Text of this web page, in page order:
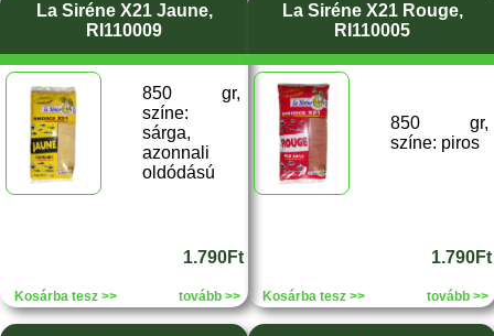
La Siréne X21 Jaune,
RI110009
850 gr,
színe:
sárga,
azonnali
oldódású
1.790Ft
Kosárba tesz >> tovább >>
La Siréne X21 Rouge,
RI110005
850 gr,
színe: piros
1.790Ft
Kosárba tesz >> tovább >>